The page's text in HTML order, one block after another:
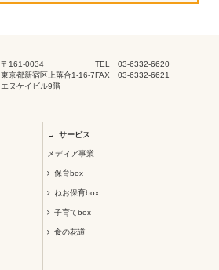
〒161-0034
東京都新宿区上落合1-16-7
エヌケイビル9階
TEL 03-6332-6620
FAX 03-6332-6621
サービス
メディア事業
保育box
ねお保育box
子育てbox
食の花道